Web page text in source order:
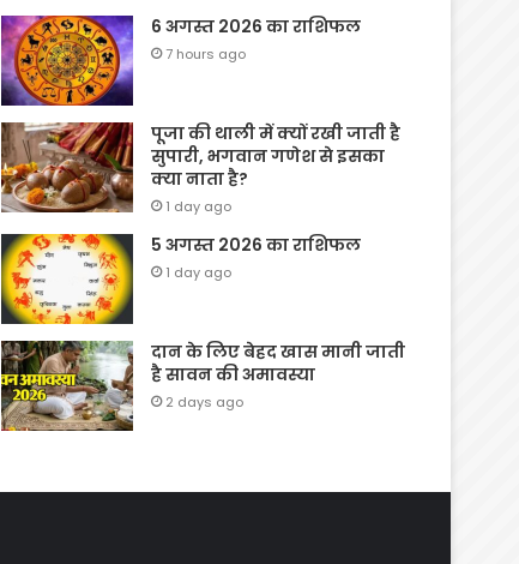
6 अगस्त 2026 का राशिफल
7 hours ago
पूजा की थाली में क्यों रखी जाती है
सुपारी, भगवान गणेश से इसका
क्या नाता है?
1 day ago
5 अगस्त 2026 का राशिफल
1 day ago
दान के लिए बेहद खास मानी जाती
है सावन की अमावस्या
2 days ago